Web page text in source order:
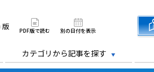
版 PDF版で読む 別の日付を表示
カテゴリから記事を探す